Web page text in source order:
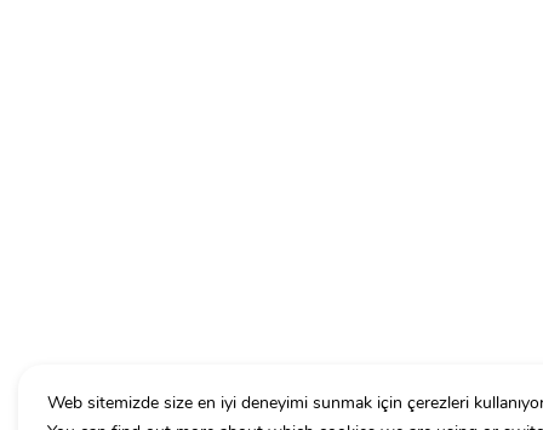
Web sitemizde size en iyi deneyimi sunmak için çerezleri